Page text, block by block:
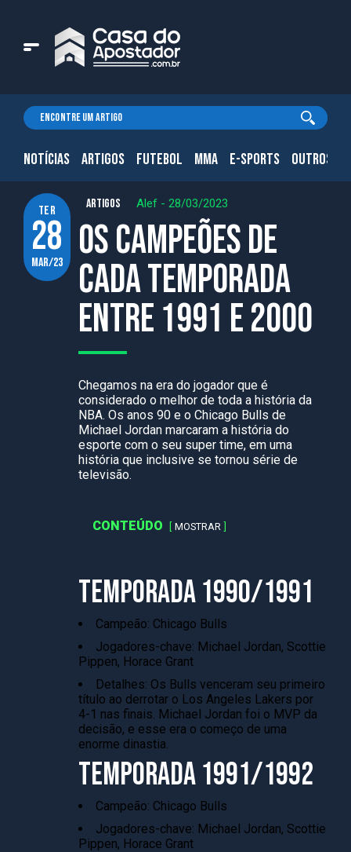
NOTÍCIAS ARTIGOS FUTEBOL MMA E-SPORTS OUTROS.
ter
28
mar/23
ARTIGOS Alef - 28/03/2023
Os campeões de
cada temporada
entre 1991 e 2000
Chegamos na era do jogador que é
considerado o melhor de toda a história da
NBA. Os anos 90 e o Chicago Bulls de
Michael Jordan marcaram a história do
esporte com o seu super time, em uma
história que inclusive se tornou série de
televisão.
CONTEÚDO MOSTRAR
TEMPORADA 1990/1991
Campeão: Chicago Bulls
Jogadores-chave: Michael Jordan, Scottie
Pippen, Horace Grant
Detalhes: Os Bulls venceram seu primeiro
título ao derrotar o Los Angeles Lakers por
4-1 nas finais. Michael Jordan foi o MVP da
decisão, e esse era o começo de uma
enorme dinastia.
TEMPORADA 1991/1992
Campeão: Chicago Bulls
Jogadores-chave: Michael Jordan, Scottie
Pippen, Horace Grant